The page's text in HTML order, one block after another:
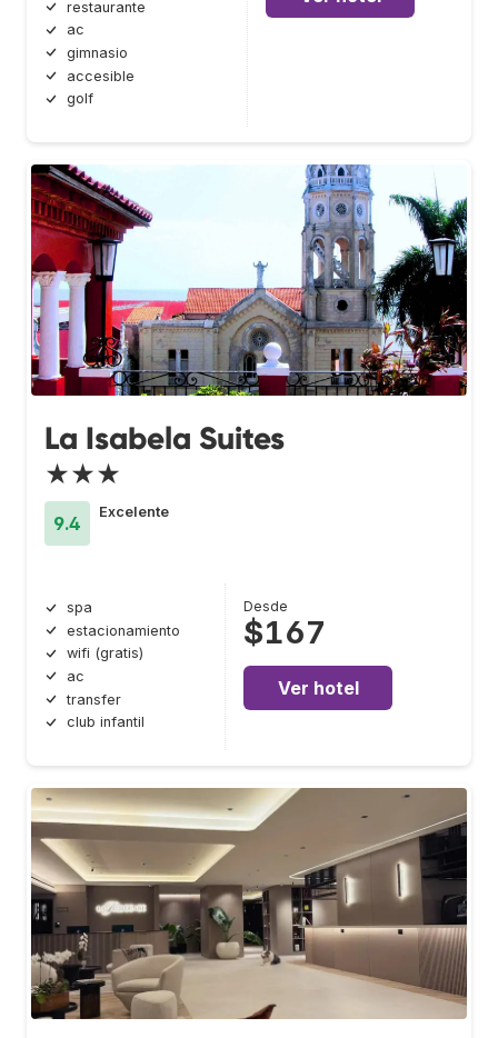
restaurante
ac
gimnasio
accesible
golf
La Isabela Suites
★★★
9.4
Excelente
spa
estacionamiento
wifi (gratis)
ac
transfer
club infantil
Desde
$167
Ver hotel